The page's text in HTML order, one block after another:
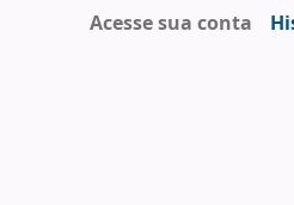
Acesse sua conta